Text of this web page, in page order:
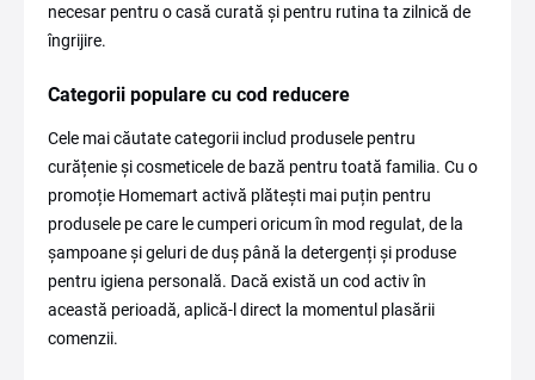
necesar pentru o casă curată și pentru rutina ta zilnică de
îngrijire.
Categorii populare cu cod reducere
Cele mai căutate categorii includ produsele pentru
curățenie și cosmeticele de bază pentru toată familia. Cu o
promoție Homemart activă plătești mai puțin pentru
produsele pe care le cumperi oricum în mod regulat, de la
șampoane și geluri de duș până la detergenți și produse
pentru igiena personală. Dacă există un cod activ în
această perioadă, aplică-l direct la momentul plasării
comenzii.